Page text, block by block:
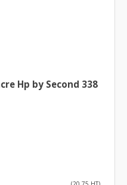
Hp by Second 338